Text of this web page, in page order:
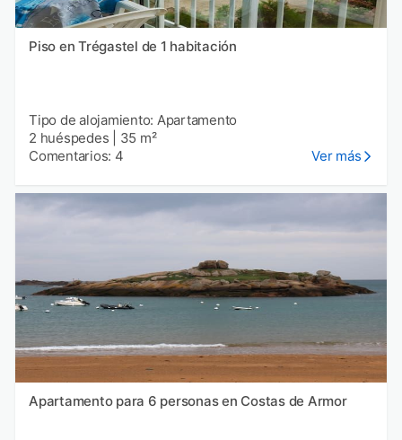
Piso en Trégastel de 1 habitación
Tipo de alojamiento: Apartamento
2 huéspedes
35 m²
Comentarios: 4
Ver más
Apartamento para 6 personas en Costas de Armor